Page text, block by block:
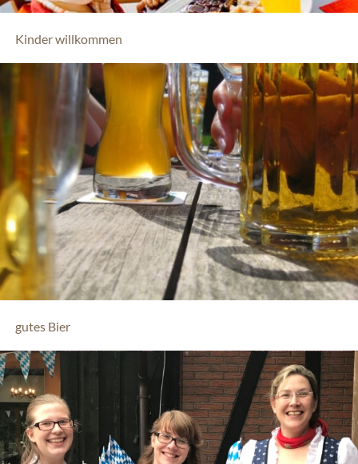
Kinder willkommen
gutes Bier